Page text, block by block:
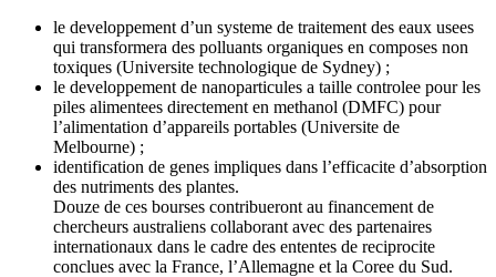
le developpement d’un systeme de traitement des eaux usees
qui transformera des polluants organiques en composes non
toxiques (Universite technologique de Sydney) ;
le developpement de nanoparticules a taille controlee pour les
piles alimentees directement en methanol (DMFC) pour
l’alimentation d’appareils portables (Universite de
Melbourne) ;
identification de genes impliques dans l’efficacite d’absorption
des nutriments des plantes.
Douze de ces bourses contribueront au financement de
chercheurs australiens collaborant avec des partenaires
internationaux dans le cadre des ententes de reciprocite
conclues avec la France, l’Allemagne et la Coree du Sud.